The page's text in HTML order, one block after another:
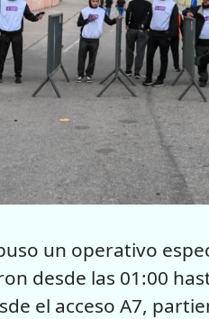
un operativo
desde las 01:00
el acceso A7,